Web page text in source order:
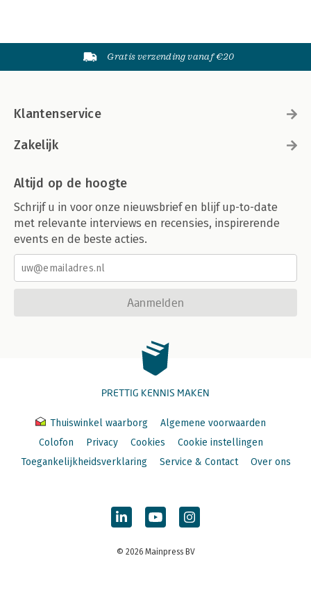
Gratis verzending vanaf €20
Klantenservice
Zakelijk
Altijd op de hoogte
Schrijf u in voor onze nieuwsbrief en blijf up-to-date
met relevante interviews en recensies, inspirerende
events en de beste acties.
Aanmelden
PRETTIG KENNIS MAKEN
Thuiswinkel waarborg
Algemene voorwaarden
Colofon
Privacy Cookies
Cookie instellingen
Toegankelijkheidsverklaring
Service & Contact Over ons
© 2026 Mainpress BV